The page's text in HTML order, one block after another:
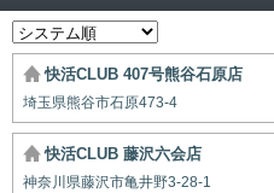
快活CLUB 407号熊谷石原店
埼玉県熊谷市石原473-4
快活CLUB 藤沢六会店
神奈川県藤沢市亀井野3-28-1